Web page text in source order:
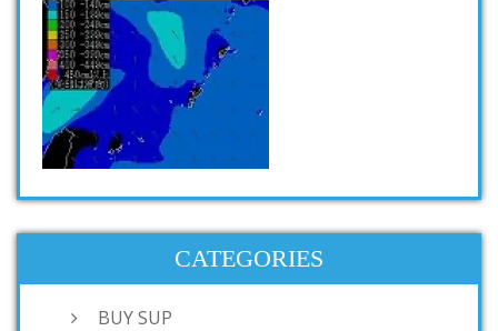
CATEGORIES
BUY SUP